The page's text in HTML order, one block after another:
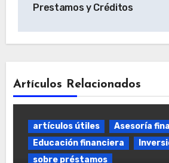
Prestamos y Créditos
Artículos Relacionados
artículos útiles
Asesoría
Educación financiera
sobre préstamos